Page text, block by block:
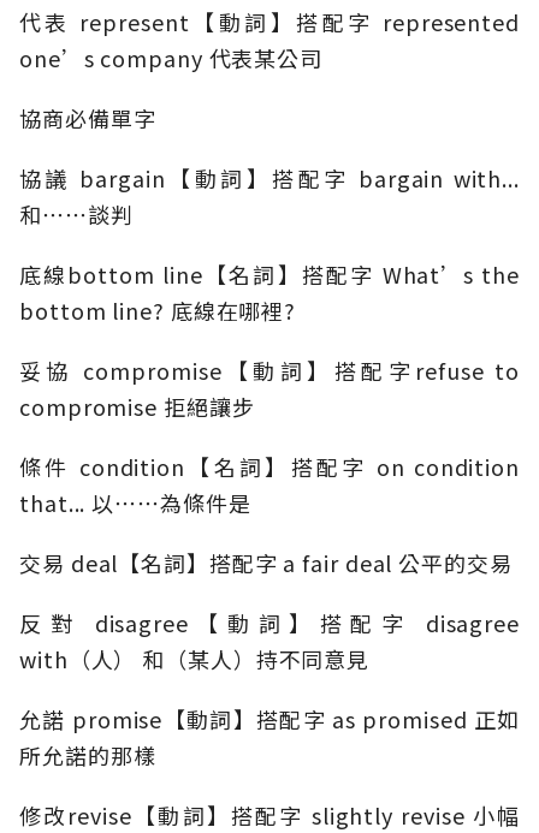
代表 represent【動詞】搭配字 represented
one’s company 代表某公司
協商必備單字
協議 bargain【動詞】搭配字 bargain with...
和⋯⋯談判
底線bottom line【名詞】搭配字 What’s the
bottom line? 底線在哪裡?
妥協 compromise【動詞】搭配字refuse to
compromise 拒絕讓步
條件 condition【名詞】搭配字 on condition
that... 以⋯⋯為條件是
交易 deal【名詞】搭配字 a fair deal 公平的交易
反對 disagree【動詞】搭配字 disagree
with（人） 和（某人）持不同意見
允諾 promise【動詞】搭配字 as promised 正如
所允諾的那樣
修改revise【動詞】搭配字 slightly revise 小幅